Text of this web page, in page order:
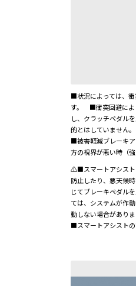
■状況によっては、
す。 ■衝突回避によ
し、クラッチペダル
的とはしていません
■被害軽減ブレーキ
方の視界が悪い時（
⚠■スマートアシスト
防止したり、悪天候
じてブレーキペダル
ては、システムが作
動しない場合があり
■スマートアシストの